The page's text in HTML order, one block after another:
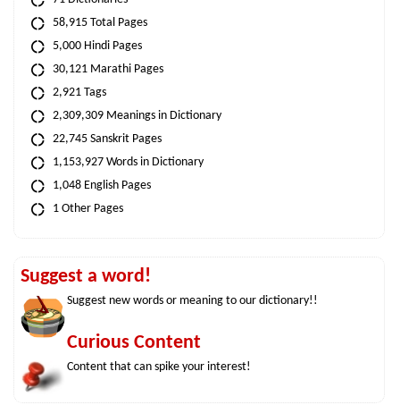
58,915 Total Pages
5,000 Hindi Pages
30,121 Marathi Pages
2,921 Tags
2,309,309 Meanings in Dictionary
22,745 Sanskrit Pages
1,153,927 Words in Dictionary
1,048 English Pages
1 Other Pages
Suggest a word!
Suggest new words or meaning to our dictionary!!
Curious Content
Content that can spike your interest!